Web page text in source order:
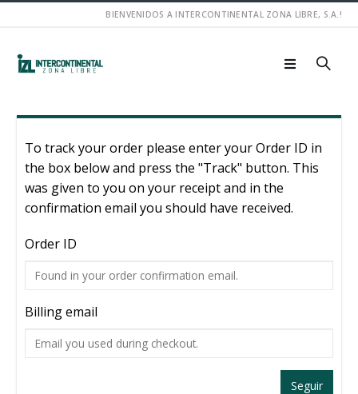
BIENVENIDOS A INTERCONTINENTAL ZONA LIBRE, S.A.!
To track your order please enter your Order ID in
the box below and press the "Track" button. This
was given to you on your receipt and in the
confirmation email you should have received.
Order ID
Billing email
Seguir